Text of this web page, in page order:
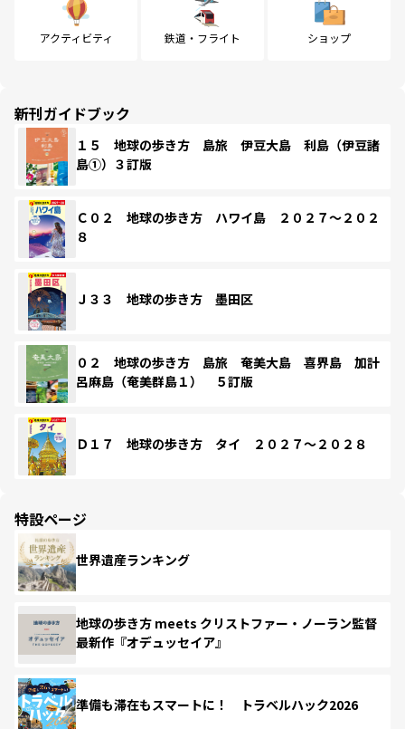
アクティビティ 鉄道・フライト ショップ
新刊ガイドブック
１５ 地球の歩き方 島旅 伊豆大島 利島（伊豆諸
島①）３訂版
Ｃ０２ 地球の歩き方 ハワイ島 ２０２７～２０２
８
Ｊ３３ 地球の歩き方 墨田区
０２ 地球の歩き方 島旅 奄美大島 喜界島 加計
呂麻島（奄美群島１） ５訂版
Ｄ１７ 地球の歩き方 タイ ２０２７～２０２８
特設ページ
世界遺産ランキング
地球の歩き方 meets クリストファー・ノーラン監督
最新作『オデュッセイア』
準備も滞在もスマートに！ トラベルハック2026